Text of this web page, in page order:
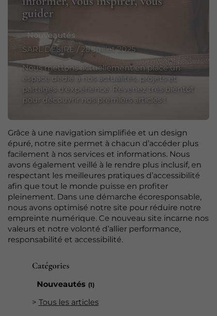
Catégories
Nouveautés (1)
Tous les articles
guider
Nouveautés
SARL DESIRE / 28 Juillet 2025
Nous mettons actuellement en place un
espace dédié à nos actualités, projets et
partages d'expérience. Revenez très bientôt
pour découvrir nos premiers articles !
Grâce à une navigation simplifiée et un design
épuré, notre site permet à chacun d’accéder plus
facilement à nos services et informations. Nous
avons également veillé à le rendre plus inclusif, en
respectant les meilleures pratiques d’accessibilité
afin que tout le monde puisse en profiter
pleinement. Dans une démarche écoresponsable,
nous avons optimisé notre site pour réduire notre
empreinte numérique. Ce nouveau site incarne nos
valeurs et notre volonté d’allier performance,
responsabilité et accessibilité.